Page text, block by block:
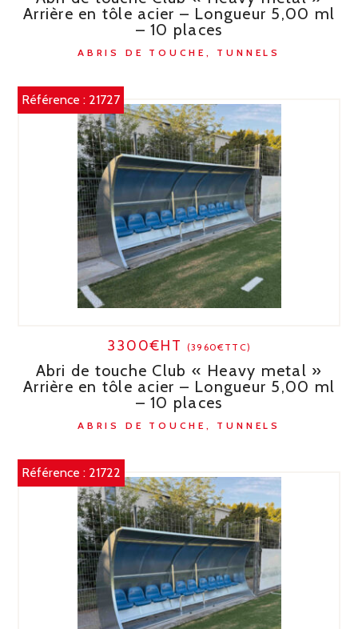
Arrière en tôle acier – Longueur 5,00 ml
– 10 places
ABRIS DE TOUCHE, TUNNELS
Référence : 21727
3300€HT (3960€TTC)
Abri de touche Club « Heavy metal »
Arrière en tôle acier – Longueur 5,00 ml
– 10 places
ABRIS DE TOUCHE, TUNNELS
Référence : 21722